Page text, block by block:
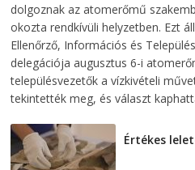
dolgoznak az atomerőmű
okozta rendkívüli helyzetben. Ezt
Ellenőrző, Információs és
delegációja augusztus 6-i
településvezetők a vízkivételi
tekintették meg, és választ
Értékes